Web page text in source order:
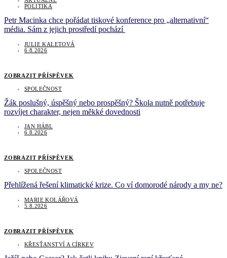
POLITIKA
Petr Macinka chce pořádat tiskové konference pro „alternativní“
média. Sám z jejich prostředí pochází
JULIE KALETOVÁ
6.8.2026
ZOBRAZIT PŘÍSPĚVEK
SPOLEČNOST
Žák poslušný, úspěšný nebo prospěšný? Škola nutně potřebuje
rozvíjet charakter, nejen měkké dovednosti
JAN HÁBL
6.8.2026
ZOBRAZIT PŘÍSPĚVEK
SPOLEČNOST
Přehlížená řešení klimatické krize. Co ví domorodé národy a my ne?
MARIE KOLÁŘOVÁ
5.8.2026
ZOBRAZIT PŘÍSPĚVEK
KŘESŤANSTVÍ A CÍRKEV